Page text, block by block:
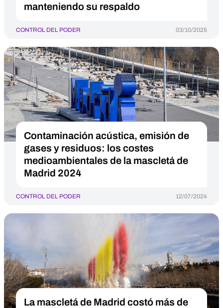
manteniendo su respaldo
CONTROL DEL PODER 03/10/2025
Contaminación acústica, emisión de
gases y residuos: los costes
medioambientales de la mascletá de
Madrid 2024
CONTROL DEL PODER 12/07/2024
La mascletá de Madrid costó más de